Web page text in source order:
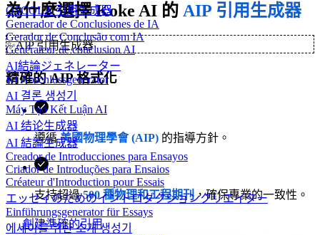
OSCOLA 引用生成器
Generador de Conclusiones de IA
Gerador de Conclusão com IA
Générateur de conclusion AI
AI結論ジェネレーター
KI Abschlussgenerator
AI 결론 생성기
Máy Tạo Kết Luận AI
AI 结论生成器
AI 結論生成器
Creador de Introducciones para Ensayos
Criador de Introduções para Ensaios
Créateur d'Introduction pour Essais
エッセイのためのイントロダクションクリエイター
Einführungsgenerator für Essays
에세이를 위한 소개 생성기
為什麼選擇 Koke AI 的 AIP 引用生成器
✨AIP 引用生成器
精確的 AIP 格式化
遵循美國物理學會 (AIP) 的指導方針。
支持超過500 種物理和工程期刊，確保專業的一致性。
創建準確的引用